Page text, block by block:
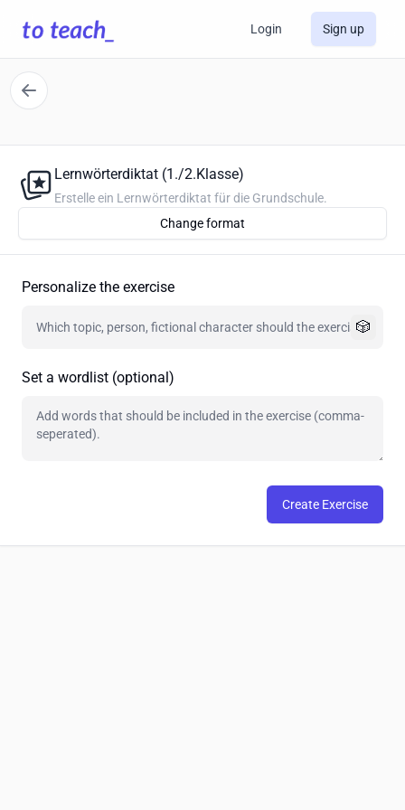
Login Sign up
Lernwörterdiktat (1./2.Klasse)
Erstelle ein Lernwörterdiktat für die Grundschule.
Change format
Personalize the exercise
🎲
Set a wordlist (optional)
Create Exercise